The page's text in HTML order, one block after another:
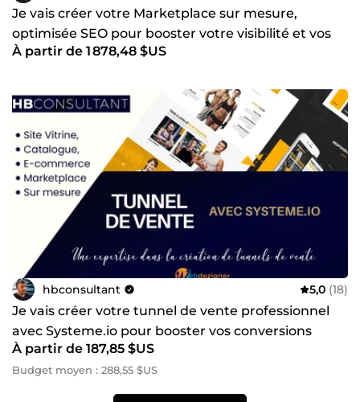
Je vais créer votre Marketplace sur mesure,
optimisée SEO pour booster votre visibilité et vos
ventes
À partir de 1 878,48 $US
hbconsultant 5,0 (18)
Je vais créer votre tunnel de vente professionnel
avec Systeme.io pour booster vos conversions
À partir de 187,85 $US
Budget moyen : 288,55 $US